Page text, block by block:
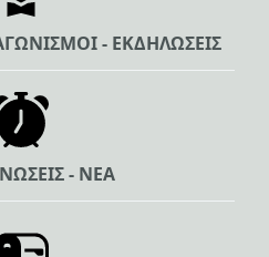
- ΕΚΔΗΛΩΣΕΙΣ
- ΝΕΑ